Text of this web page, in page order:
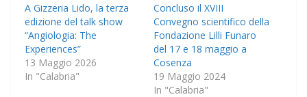
A Gizzeria Lido, la terza
edizione del talk show
“Angiologia: The
Experiences”
13 Maggio 2026
In "Calabria"
Concluso il XVIII
Convegno scientifico della
Fondazione Lilli Funaro
del 17 e 18 maggio a
Cosenza
19 Maggio 2024
In "Calabria"